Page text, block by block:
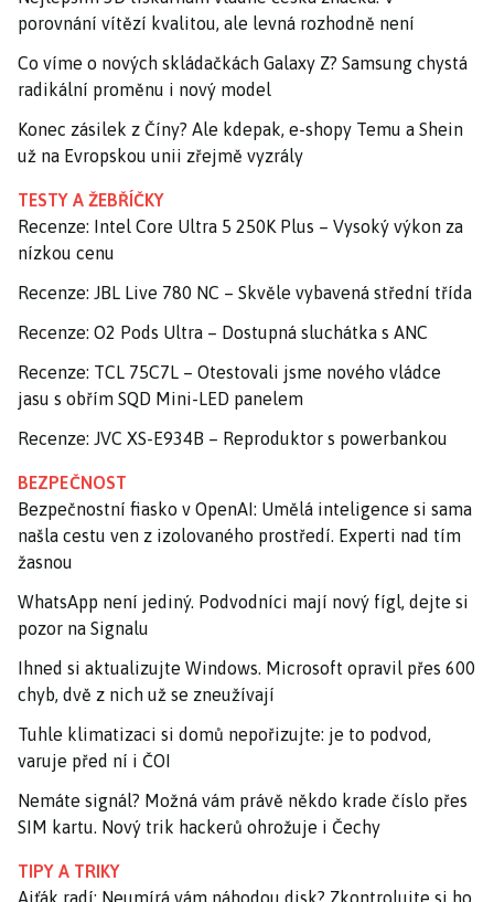
porovnání vítězí kvalitou, ale levná rozhodně není
Co víme o nových skládačkách Galaxy Z? Samsung chystá
radikální proměnu i nový model
Konec zásilek z Číny? Ale kdepak, e-shopy Temu a Shein
už na Evropskou unii zřejmě vyzrály
TESTY A ŽEBŘÍČKY
Recenze: Intel Core Ultra 5 250K Plus – Vysoký výkon za
nízkou cenu
Recenze: JBL Live 780 NC – Skvěle vybavená střední třída
Recenze: O2 Pods Ultra – Dostupná sluchátka s ANC
Recenze: TCL 75C7L – Otestovali jsme nového vládce
jasu s obřím SQD Mini-LED panelem
Recenze: JVC XS-E934B – Reproduktor s powerbankou
BEZPEČNOST
Bezpečnostní fiasko v OpenAI: Umělá inteligence si sama
našla cestu ven z izolovaného prostředí. Experti nad tím
žasnou
WhatsApp není jediný. Podvodníci mají nový fígl, dejte si
pozor na Signalu
Ihned si aktualizujte Windows. Microsoft opravil přes 600
chyb, dvě z nich už se zneužívají
Tuhle klimatizaci si domů nepořizujte: je to podvod,
varuje před ní i ČOI
Nemáte signál? Možná vám právě někdo krade číslo přes
SIM kartu. Nový trik hackerů ohrožuje i Čechy
TIPY A TRIKY
Ajťák radí: Neumírá vám náhodou disk? Zkontrolujte si ho